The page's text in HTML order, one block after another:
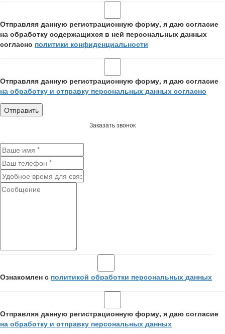
Отправляя данную регистрационную форму, я даю согласие
на обработку содержащихся в ней персональных данных
согласно политики конфиденциальности
Отправляя данную регистрационную форму, я даю согласие
на обработку и отправку персональных данных согласно
Заказать звонок
Ознакомлен с политикой обработки персональных данных
Отправляя данную регистрационную форму, я даю согласие
на обработку и отправку персональных данных